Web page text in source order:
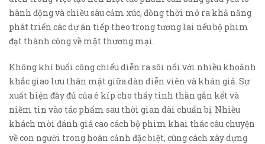
hành động và chiều sâu cảm xúc, đồng thời mở ra khả năng
phát triển các dự án tiếp theo trong tương lai nếu bộ phim
đạt thành công về mặt thương mại.
Không khí buổi công chiếu diễn ra sôi nổi với nhiều khoảnh
khắc giao lưu thân mật giữa dàn diễn viên và khán giả. Sự
xuất hiện đầy đủ của ê kíp cho thấy tinh thần gắn kết và
niềm tin vào tác phẩm sau thời gian dài chuẩn bị. Nhiều
khách mời đánh giá cao cách bộ phim khai thác câu chuyện
về con người trong hoàn cảnh đặc biệt, cùng cách xây dựng